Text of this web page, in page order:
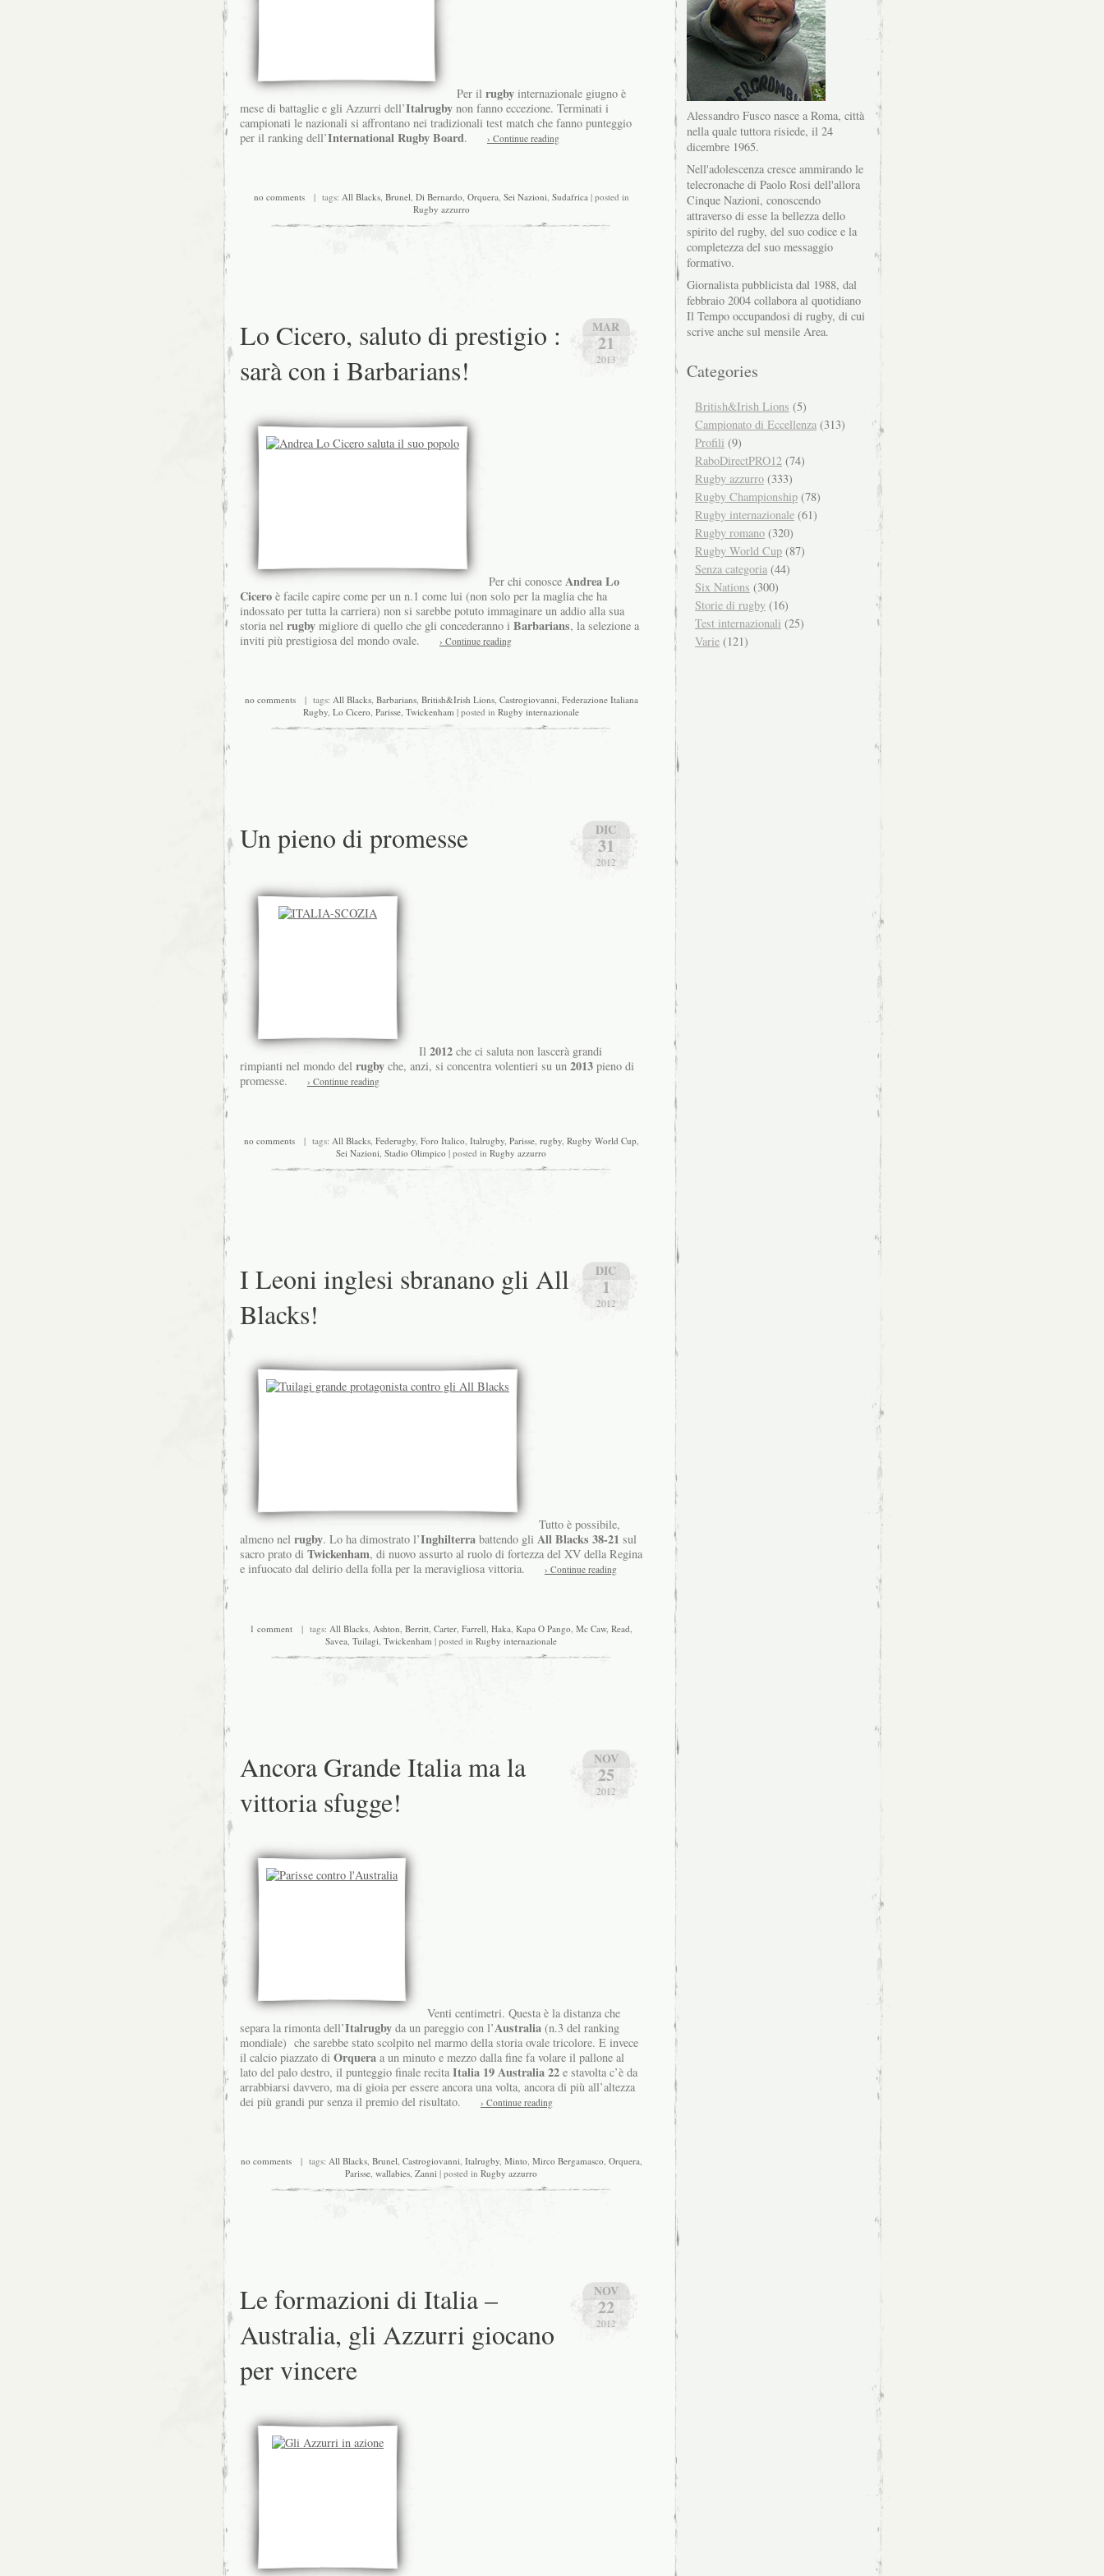
Per il rugby internazionale giugno è
mese di battaglie e gli Azzurri dell’Italrugby non fanno eccezione. Terminati i
campionati le nazionali si affrontano nei tradizionali test match che fanno punteggio
per il ranking dell’International Rugby Board. › Continue reading
no comments| tags: All Blacks, Brunel Di Bernardo, Orquera Sei Nazioni Sudafrica | posted in
Rugby azzurro
MAR
21
2013
Lo Cicero, saluto di prestigio :
sarà con i Barbarians!
Per chi conosce Andrea Lo
Cicero è facile capire come per un n.1 come lui (non solo per la maglia che ha
indossato per tutta la carriera) non si sarebbe potuto immaginare un addio alla sua
storia nel rugby migliore di quello che gli concederanno i Barbarians, la selezione a
inviti più prestigiosa del mondo ovale.
› Continue reading
no comments| tags: All Blacks, Barbarians, British&Irish Lions, Castrogiovanni, Federazione Italiana
Rugby, Lo Cicero, Parisse, Twickenham | posted in Rugby internazionale
DIC
31
2012
Un pieno di promesse
Il 2012 che ci saluta non lascerà grandi
rimpianti nel mondo del rugby che, anzi, si concentra volentieri su un 2013 pieno di
promesse.
› Continue reading
no comments| tags: All Blacks, Federugby, Foro Italico, Italrugby, Parisse, rugby, Rugby World Cup,
Sei Nazioni Stadio Olimpico | posted in Rugby azzurro
DIC
1
2012
I Leoni inglesi sbranano gli All
Blacks!
Tutto è possibile,
almeno nel rugby. Lo ha dimostrato l’Inghilterra battendo gli All Blacks 38-21 sul
sacro prato di Twickenham, di nuovo assurto al ruolo di fortezza del XV della Regina
e infuocato dal delirio della folla per la meravigliosa vittoria.
› Continue reading
1 comment | tags: All Blacks Ashton Berritt Carter Farrell Haka Kapa O Pango Mc Caw, Read
Savea Tuilagi Twickenham | posted in Rugby internazionale
NOV
25
2012
Ancora Grande Italia ma la
vittoria sfugge!
Venti centimetri. Questa è la distanza che
separa la rimonta dell’Italrugby da un pareggio con l’Australia (n.3 del ranking
mondiale) che sarebbe stato scolpito nel marmo della storia ovale tricolore. E invece
il calcio piazzato di Orquera a un minuto e mezzo dalla fine fa volare il pallone al
lato del palo destro, il punteggio finale recita Italia 19 Australia 22 e stavolta c’è da
arrabbiarsi davvero, ma di gioia per essere ancora una volta, ancora di più all’altezza
dei più grandi pur senza il premio del risultato.
› Continue reading
no comments| tags: All Blacks, Brunel Castrogiovanni Italrugby, Minto, Mirco Bergamasco, Orquera
Parisse wallabies Zanni | posted in Rugby azzurro
NOV
22
2012
Le formazioni di Italia –
Australia, gli Azzurri giocano
per vincere
Alessandro Fusco nasce a Roma, città
nella quale tuttora risiede, il 24
dicembre 1965.
Nell'adolescenza cresce ammirando le
telecronache di Paolo Rosi dell'allora
Cinque Nazioni, conoscendo
attraverso di esse la bellezza dello
spirito del rugby, del suo codice e la
completezza del suo messaggio
formativo.
Giornalista pubblicista dal 1988, dal
febbraio 2004 collabora al quotidiano
Il Tempo occupandosi di rugby, di cui
scrive anche sul mensile Area.
Categories
British&Irish Lions (5)
Campionato di Eccellenza (313)
Profili (9)
RaboDirectPRO12 (74)
Rugby azzurro (333)
Rugby Championship (78)
Rugby internazionale (61)
Rugby romano (320)
Rugby World Cup (87)
Senza categoria (44)
Six Nations (300)
Storie di rugby (16)
Test internazionali (25)
Varie (121)